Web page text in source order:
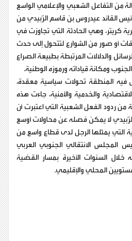
التفاعل الشعبي والإعلامي الواسع
القائد عيدروس بن قاسم الزُبيدي من
كريتر، وهي الحادثة التي تجاوزت في
أو صور من الشوارع لتتحول إلى حدث
والدلالات المرتبطة بطبيعة الصراع
ومكانة قياداته ورموزه الوطنية.
المنطقة تحولات سياسية معقدة،
والخدمية والأمنية، جاءت هذه
من ردود الفعل الشعبية التي اعتبرت أن
لا يمكن فصله عن محاولات أوسع
التي يمثلها الرجل لدى قطاع واسع من
المجلس الانتقالي الجنوبي العربي
خلال السنوات الأخيرة بمسار القضية
المحلي والإقليمي.